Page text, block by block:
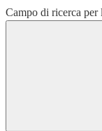
Campo di ricerca per